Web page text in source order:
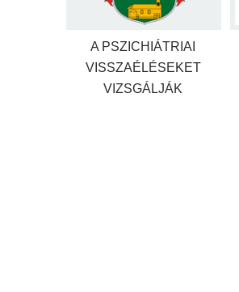
A PSZICHIÁTRIAI
VISSZAÉLÉSEKET
VIZSGÁLJÁK